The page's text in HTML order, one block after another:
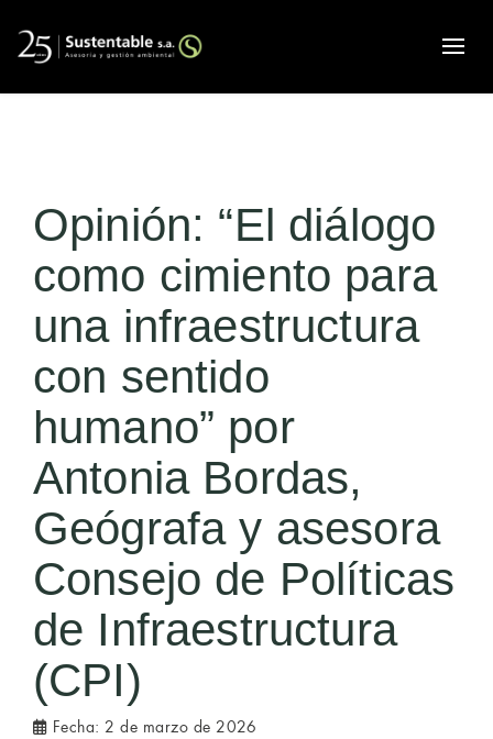
Opinión: “El diálogo
como cimiento para
una infraestructura
con sentido
humano” por
Antonia Bordas,
Geógrafa y asesora
Consejo de Políticas
de Infraestructura
(CPI)
Fecha: 2 de marzo de 2026